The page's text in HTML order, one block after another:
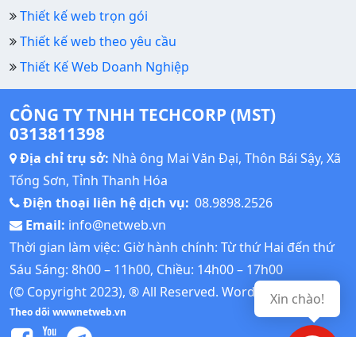
Thiết kế web trọn gói
Thiết kế web theo yêu cầu
Thiết Kế Web Doanh Nghiệp
CÔNG TY TNHH TECHCORP (MST)
0313811398
Địa chỉ trụ sở: Nhà ông Mai Văn Đại, Thôn Bái Sậy, Xã
Tống Sơn, Tỉnh Thanh Hóa
Điện thoại liên hệ dịch vụ: 08.9898.2526
Email: info@netweb.vn
Thời gian làm việc: Giờ hành chính: Từ thứ Hai đến thứ
Sáu Sáng: 8h00 – 11h00, Chiều: 14h00 – 17h00
(© Copyright 2023), ® All Reserved. Wordpress Tutorial
Theo dõi wwwnetweb.vn
Xin chào!